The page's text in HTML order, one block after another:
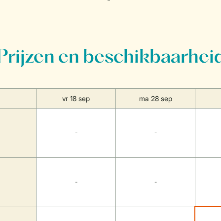
en
vr 18 sep ma 28 sep
- -
- -